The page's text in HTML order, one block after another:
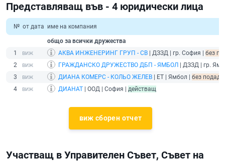
Представляващ във - 4 юридически лица
№ от дата име на компания
общо за всички дружества
1
АКВА ИНЖЕНЕРИНГ ГРУП - СВ | ДЗЗД | гр. София | без
2
ГРАЖДАНСКО ДРУЖЕСТВО ДБП - ЯМБОЛ | ДЗЗД | гр.
3
ДИАНА КОМЕРС - КОЛЬО ЖЕЛЕВ | ЕТ | Ямбол | без
4
ДИАНАТ | ООД | София | действащ
виж сборен отчет
Участващ в Управителен Съвет, Съвет на